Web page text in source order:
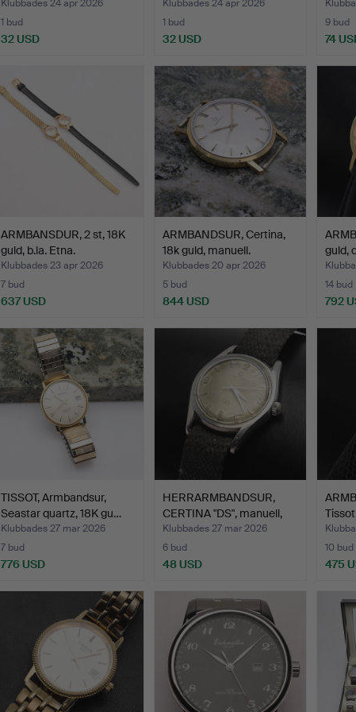
Klubbades 24 apr 2026
1 bud
32 USD
Klubbades 24 apr 2026
1 bud
32 USD
9 bud
74
ARMBANSDUR, 2 st, 18K
guld, b.la. Etna.
Klubbades 23 apr 2026
7 bud
637 USD
ARMBANDSUR, Certina,
18k guld, manuell.
Klubbades 20 apr 2026
5 bud
844 USD
guld,
14 bud
792
TISSOT, Armbandsur,
Seastar quartz, 18K gu…
Klubbades 27 mar 2026
7 bud
776 USD
HERRARMBANDSUR,
CERTINA "DS", manuell,
stå…
Klubbades 27 mar 2026
6 bud
48 USD
G…
10 bud
475